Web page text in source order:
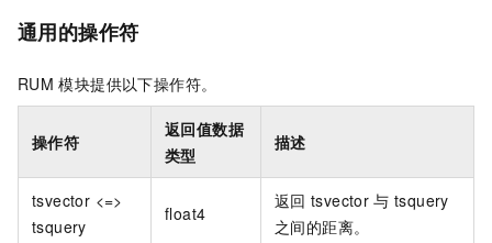
通用的操作符
RUM 模块提供以下操作符。
操作符
返回值数据
类型
描述
tsvector <=>
tsquery
float4
返回 tsvector 与 tsquery
之间的距离。